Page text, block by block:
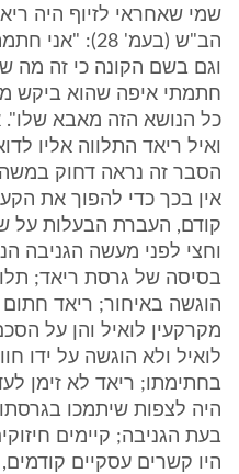
שמי שאחראי לזיוף היה
וגם בשם הקונה כי זה מה
חתמתי איפה שהוא ביקש
כל הנושא הזה מאבא
ואיל ריאד התלווה אליו
הסבר זה נראה דחוק
אין בכך כדי להפוך את
קודם, העברת הבעלות על
וחצי לפני מעשה הגניבה
בסיסה של גרסת ריאד;
הוגשה באיחור; ריאד
מקרקעין לואיל והן על
לואיל ולא הוגשה על ידו
בחתימתו; ריאד לא זימן
היה לצפות שיתמכו
בעת הגניבה; קיימים
היו קשרים עסקיים